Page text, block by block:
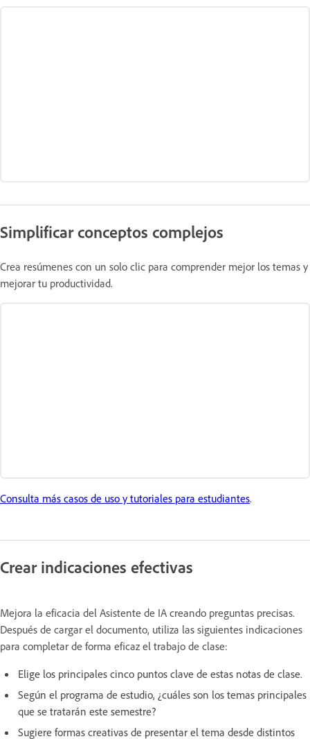
Simplificar conceptos complejos
Crea resúmenes con un solo clic para comprender mejor los temas y
mejorar tu productividad.
Consulta más casos de uso y tutoriales para estudiantes.
Crear indicaciones efectivas
Mejora la eficacia del Asistente de IA creando preguntas precisas.
Después de cargar el documento, utiliza las siguientes indicaciones
para completar de forma eficaz el trabajo de clase:
Elige los principales cinco puntos clave de estas notas de clase.
Según el programa de estudio, ¿cuáles son los temas principales
que se tratarán este semestre?
Sugiere formas creativas de presentar el tema desde distintos